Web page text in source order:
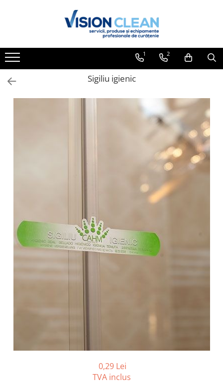
Aspiratoare si masini curatenie
profesionale
Detergenti profesionali
Accesorii detergenti, pompe,
pulverizatoare
Detergenti bucatarie
Detergenti geamuri
Detergenti toaleta, grup sanitar
1 2
Sigiliu igienic
0,29 Lei
TVA inclus